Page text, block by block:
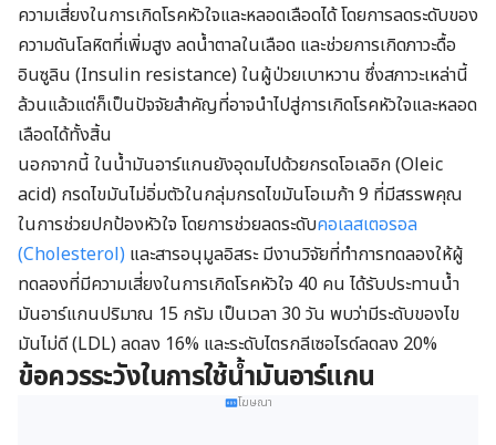
ความเสี่ยงในการเกิดโรคหัวใจและหลอดเลือดได้ โดยการลดระดับของ
ความดันโลหิตที่เพิ่มสูง ลดน้ำตาลในเลือด และช่วยการเกิดภาวะดื้อ
อินซูลิน (Insulin resistance) ในผู้ป่วยเบาหวาน ซึ่งสภาวะเหล่านี้
ล้วนแล้วแต่ก็เป็นปัจจัยสำคัญที่อาจนำไปสู่การเกิดโรคหัวใจและหลอด
เลือดได้ทั้งสิ้น
นอกจากนี้ ในน้ำมันอาร์แกนยังอุดมไปด้วยกรดโอเลอิก (Oleic
acid) กรดไขมันไม่อิ่มตัวในกลุ่มกรดไขมันโอเมก้า 9 ที่มีสรรพคุณ
ในการช่วยปกป้องหัวใจ โดยการช่วยลดระดับคอเลสเตอรอล
(Cholesterol) และสารอนุมูลอิสระ มีงานวิจัยที่ทำการทดลองให้ผู้
ทดลองที่มีความเสี่ยงในการเกิดโรคหัวใจ 40 คน ได้รับประทานน้ำ
มันอาร์แกนปริมาณ 15 กรัม เป็นเวลา 30 วัน พบว่ามีระดับของไข
มันไม่ดี (LDL) ลดลง 16% และระดับไตรกลีเซอไรด์ลดลง 20%
ข้อควรระวังในการใช้น้ำมันอาร์แกน
โฆษณา